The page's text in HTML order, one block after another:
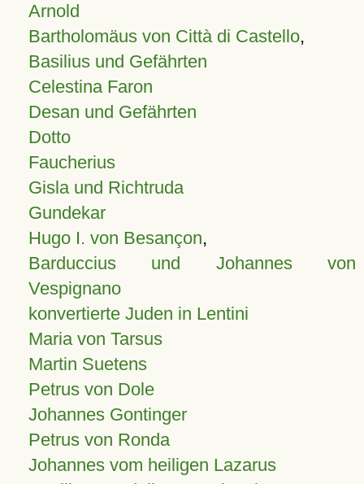
Arnold
Bartholomäus von Città di Castello,
Basilius und Gefährten
Celestina Faron
Desan und Gefährten
Dotto
Faucherius
Gisla und Richtruda
Gundekar
Hugo I. von Besançon,
Barduccius und Johannes von
Vespignano
konvertierte Juden in Lentini
Maria von Tarsus
Martin Suetens
Petrus von Dole
Johannes Gontinger
Petrus von Ronda
Johannes vom heiligen Lazarus